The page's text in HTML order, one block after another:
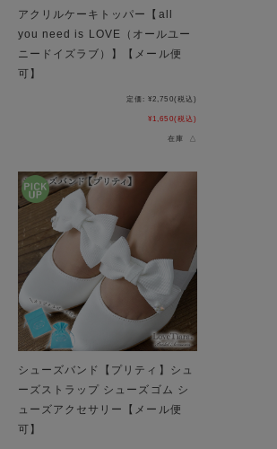
アクリルケーキトッパー【all
you need is LOVE（オールユー
ニードイズラブ）】【メール便
可】
定価: ¥2,750(税込)
¥1,650(税込)
在庫 △
シューズバンド【プリティ】シュ
ーズストラップ シューズゴム シ
ューズアクセサリー【メール便
可】